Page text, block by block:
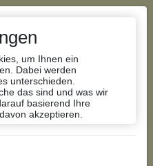
um Ihnen ein
Dabei werden
unterschieden.
das sind und was wir
basierend Ihre
akzeptieren.
Restaurierung